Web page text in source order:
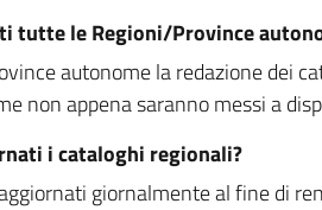
tutte le Regioni/Province
autonome la redazione dei
non appena saranno messi a
i cataloghi regionali?
giornalmente al fine di